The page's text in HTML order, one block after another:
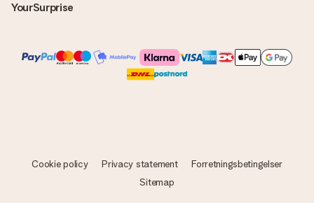
YourSurprise
Cookie policy Privacy statement
Forretningsbetingelser
Sitemap